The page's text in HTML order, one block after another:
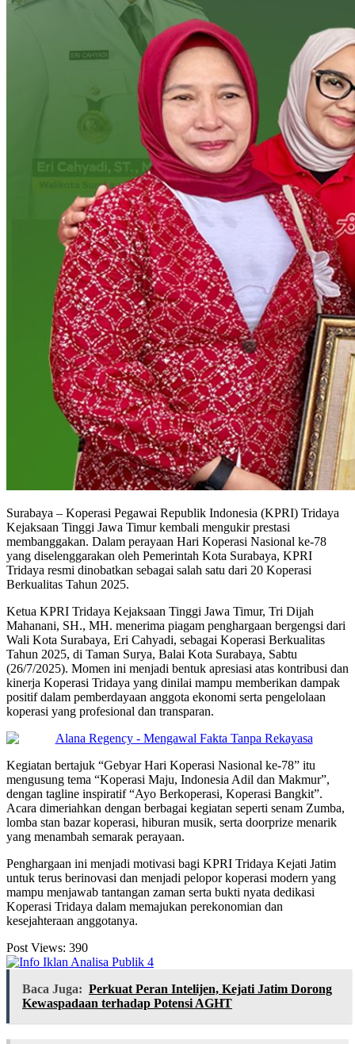
Surabaya – Koperasi Pegawai Republik Indonesia (KPRI) Tridaya
Kejaksaan Tinggi Jawa Timur kembali mengukir prestasi
membanggakan. Dalam perayaan Hari Koperasi Nasional ke-78
yang diselenggarakan oleh Pemerintah Kota Surabaya, KPRI
Tridaya resmi dinobatkan sebagai salah satu dari 20 Koperasi
Berkualitas Tahun 2025.
Ketua KPRI Tridaya Kejaksaan Tinggi Jawa Timur, Tri Dijah
Mahanani, SH., MH. menerima piagam penghargaan bergengsi dari
Wali Kota Surabaya, Eri Cahyadi, sebagai Koperasi Berkualitas
Tahun 2025, di Taman Surya, Balai Kota Surabaya, Sabtu
(26/7/2025). Momen ini menjadi bentuk apresiasi atas kontribusi dan
kinerja Koperasi Tridaya yang dinilai mampu memberikan dampak
positif dalam pemberdayaan anggota ekonomi serta pengelolaan
koperasi yang profesional dan transparan.
Kegiatan bertajuk “Gebyar Hari Koperasi Nasional ke-78” itu
mengusung tema “Koperasi Maju, Indonesia Adil dan Makmur”,
dengan tagline inspiratif “Ayo Berkoperasi, Koperasi Bangkit”.
Acara dimeriahkan dengan berbagai kegiatan seperti senam Zumba,
lomba stan bazar koperasi, hiburan musik, serta doorprize menarik
yang menambah semarak perayaan.
Penghargaan ini menjadi motivasi bagi KPRI Tridaya Kejati Jatim
untuk terus berinovasi dan menjadi pelopor koperasi modern yang
mampu menjawab tantangan zaman serta bukti nyata dedikasi
Koperasi Tridaya dalam memajukan perekonomian dan
kesejahteraan anggotanya.
Post Views: 390
Baca Juga: Perkuat Peran Intelijen, Kejati Jatim Dorong
Kewaspadaan terhadap Potensi AGHT